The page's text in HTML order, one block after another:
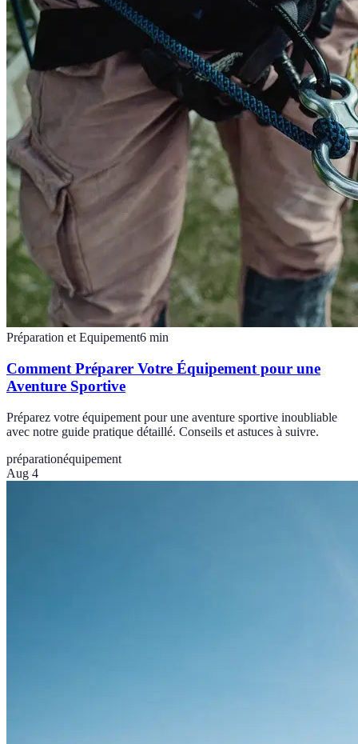
Préparation et Equipement6 min
Comment Préparer Votre Équipement pour une
Aventure Sportive
Préparez votre équipement pour une aventure sportive inoubliable
avec notre guide pratique détaillé. Conseils et astuces à suivre.
préparationéquipement
Aug 4